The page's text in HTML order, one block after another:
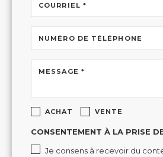
COURRIEL *
NUMÉRO DE TÉLÉPHONE
MESSAGE *
ACHAT VENTE
CONSENTEMENT À LA PRISE
Je consens à recevoir du